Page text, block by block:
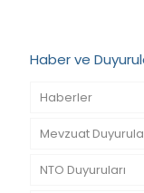
Haber ve
Haberler
Mevzuat
NTO Duyuruları